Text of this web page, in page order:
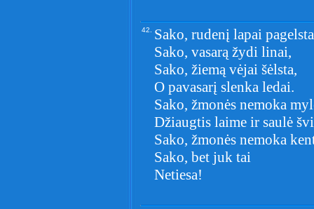
42. Sako, rudenį lapai
Sako, vasarą žydi linai,
Sako, žiemą vėjai šėlsta,
O pavasarį slenka ledai.
Sako, žmonės nemoka
Džiaugtis laime ir saulė
Sako, žmonės nemoka
Sako, bet juk tai
Netiesa!